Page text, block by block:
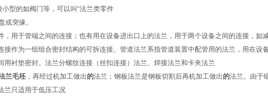
型的如阀门等，可以叫“法兰类零件
或突缘。
，用于管端之间的连接；也有用在设备进出口上的法兰，用于两个设备之间的连接，如
接作为一组组合密封结构的可拆连接。管道法兰系指管道装置中配管用的法兰，用在设
用衬垫密封。法兰分螺纹连接（丝扣连接）法兰、焊接法兰和卡夹法兰
兰毛坯 ，再经过机加工做出的法兰；钢板法兰是钢板切割后再机加工做出的法兰。由于
兰只适用于低压工况